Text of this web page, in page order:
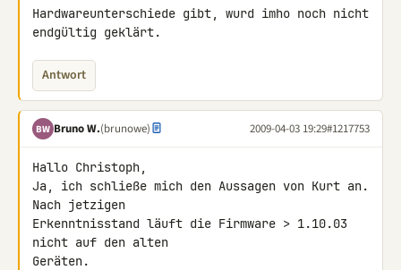
Hardwareunterschiede gibt, wurd imho noch nicht
endgültig geklärt.
Antwort
BW Bruno W.(brunowe) 2009-04-03 19:29#1217753
Hallo Christoph,
Ja, ich schließe mich den Aussagen von Kurt an.
Nach jetzigen
Erkenntnisstand läuft die Firmware > 1.10.03
nicht auf den alten
Geräten.